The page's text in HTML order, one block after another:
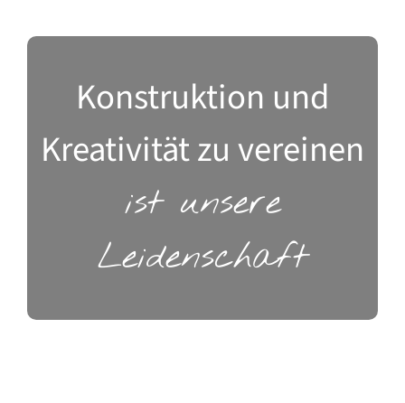
Konstruktion und
Kreativität zu vereinen
ist unsere
Leidenschaft